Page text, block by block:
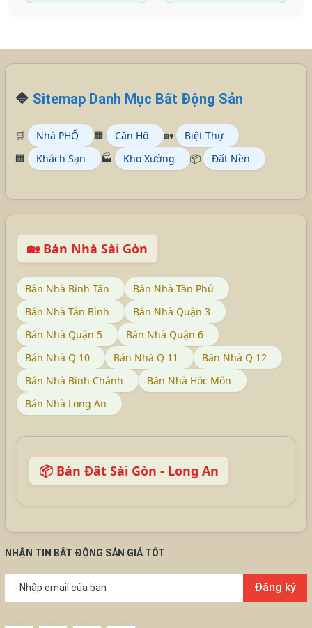
🔷 Sitemap Danh Mục Bất Động Sản
🛒 Nhà PHỐ 🏢 Căn Hộ 🏡
Biệt Thự
🏢
Khách Sạn 🏭 Kho Xưởng 📦 Đất Nền
🏡 Bán Nhà Sài Gòn
Bán Nhà Bình Tân
Bán Nhà Tân Phú
Bán Nhà Tân Bình
Bán Nhà Quận 3
Bán Nhà Quận 5
Bán Nhà Quận 6
Bán Nhà Q 10
Bán Nhà Q 11
Bán Nhà Q 12
Bán Nhà Bình Chánh
Bán Nhà Hóc Môn
Bán Nhà Long An
📦 Bán Đât Sài Gòn - Long An
NHẬN TIN BẤT ĐỘNG SẢN GIÁ TỐT
Đăng ký